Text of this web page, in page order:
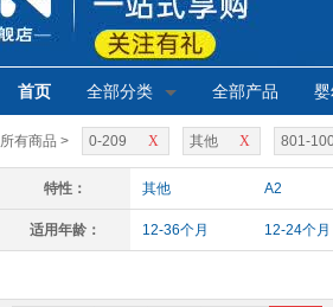
首页 全部分类 全部产品
所有商品 > X
0-209 X
其他 801-
特性： 其他 A2
适用年龄： 12-36个月 12-24个月